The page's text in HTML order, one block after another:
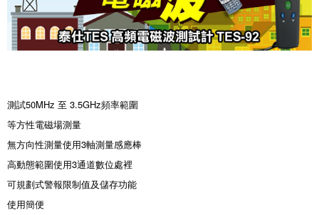
測試50MHz 至 3.5GHz頻率範圍
等方性電磁場測量
無方向性測量使用3軸測量感應棒
高動態範圍使用3通道數位處裡
可規劃式警報限制值及儲存功能
使用簡便